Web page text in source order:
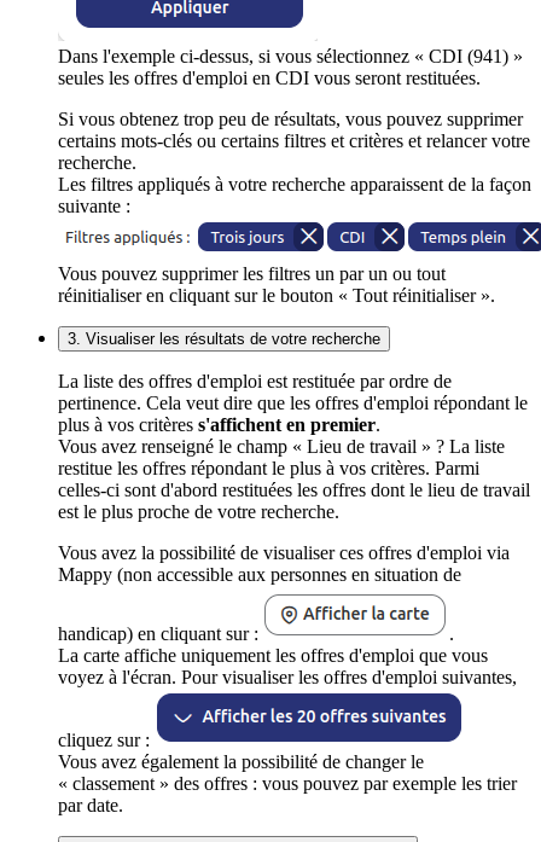
Dans l'exemple ci-dessus, si vous sélectionnez « CDI (941) »
seules les offres d'emploi en CDI vous seront restituées.
Si vous obtenez trop peu de résultats, vous pouvez supprimer
certains mots-clés ou certains filtres et critères et relancer votre
recherche.
Les filtres appliqués à votre recherche apparaissent de la façon
suivante :
Vous pouvez supprimer les filtres un par un ou tout
réinitialiser en cliquant sur le bouton « Tout réinitialiser ».
3. Visualiser les résultats de votre recherche
La liste des offres d'emploi est restituée par ordre de
pertinence. Cela veut dire que les offres d'emploi répondant le
plus à vos critères s'affichent en premier.
Vous avez renseigné le champ « Lieu de travail » ? La liste
restitue les offres répondant le plus à vos critères. Parmi
celles-ci sont d'abord restituées les offres dont le lieu de travail
est le plus proche de votre recherche.
Vous avez la possibilité de visualiser ces offres d'emploi via
Mappy (non accessible aux personnes en situation de
handicap) en cliquant sur :
.
La carte affiche uniquement les offres d'emploi que vous
voyez à l'écran. Pour visualiser les offres d'emploi suivantes,
cliquez sur :
Vous avez également la possibilité de changer le
« classement » des offres : vous pouvez par exemple les trier
par date.